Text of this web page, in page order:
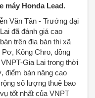
máy Honda Lead.
Văn Tân - Trưởng đại
đã đánh giá cao
trên địa bàn thị xã
Kông Chro, đồng
Gia Lai trong thời
điểm bán nâng cao
số lượng thuê bao
tốt nhất của VNPT